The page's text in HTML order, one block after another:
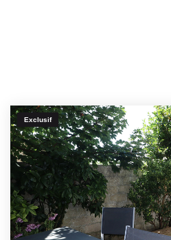
Exclusif